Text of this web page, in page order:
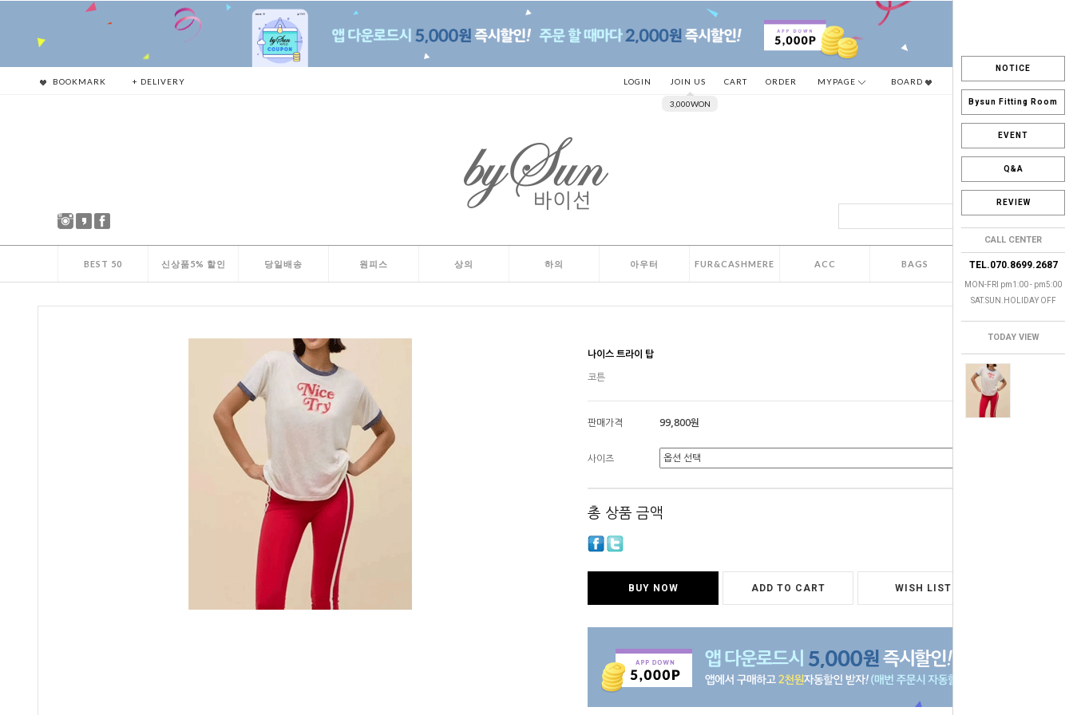
NOTICE
Bysun Fitting Room
EVENT
Q&A
REVIEW
CALL CENTER
TEL.070.8699.2687
MON-FRI pm1:00 - pm5:00
SAT.SUN.HOLIDAY OFF
TODAY VIEW
BOOKMARK + DELIVERY LOGIN JOIN US
3,000WON
CART ORDER MYPAGE BOARD
BEST 50 신상품5% 할인 당일배송 원피스 상의 하의 아우터 FUR&CASHMERE ACC BAGS SALE
나이스 트라이 탑
코튼
판매가격 99,800원
사이즈
총 상품 금액
BUY NOW ADD TO CART WISH LIST